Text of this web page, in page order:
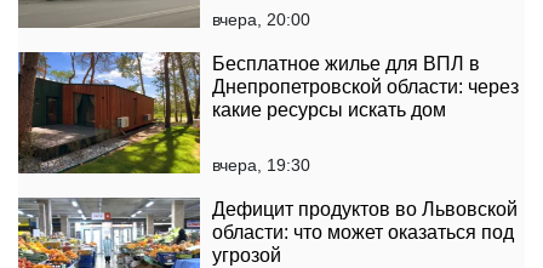
вчера, 20:00
Бесплатное жилье для ВПЛ в
Днепропетровской области: через
какие ресурсы искать дом
вчера, 19:30
Дефицит продуктов во Львовской
области: что может оказаться под
угрозой